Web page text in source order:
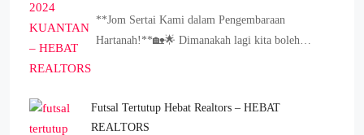
**Jom Sertai Kami dalam Pengembaraan
Hartanah!**🏡🌟 Dimanakah lagi kita boleh…
Futsal Tertutup Hebat Realtors – HEBAT
REALTORS